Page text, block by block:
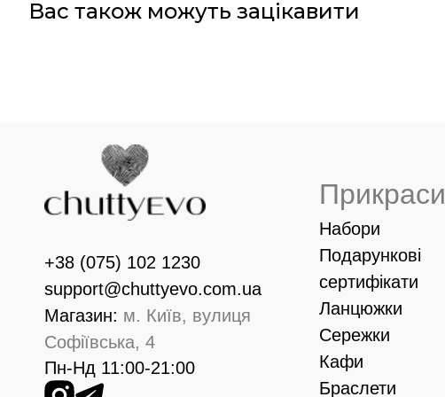
Вас також можуть зацікавити
+38 (075) 102 1230
support@chuttyevo.com.ua
Магазин: м. Київ, вулиця
Софіївська, 4
Пн-Нд 11:00-21:00
Прикраси
Набори
Подарункові
сертифікати
Ланцюжки
Сережки
Кафи
Браслети